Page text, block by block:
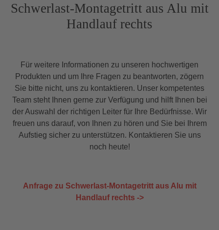
Schwerlast-Montagetritt aus Alu mit
Handlauf rechts
Für weitere Informationen zu unseren hochwertigen
Produkten und um Ihre Fragen zu beantworten, zögern
Sie bitte nicht, uns zu kontaktieren. Unser kompetentes
Team steht Ihnen gerne zur Verfügung und hilft Ihnen bei
der Auswahl der richtigen Leiter für Ihre Bedürfnisse. Wir
freuen uns darauf, von Ihnen zu hören und Sie bei Ihrem
Aufstieg sicher zu unterstützen. Kontaktieren Sie uns
noch heute!
Anfrage zu Schwerlast-Montagetritt aus Alu mit
Handlauf rechts ->